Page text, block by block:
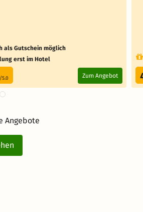
als Gutschein möglich
erst im Hotel
/5.0 Zum Angebot
Angebote